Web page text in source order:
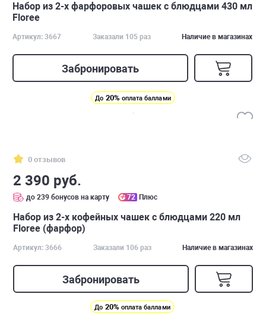
Набор из 2-х фарфоровых чашек с блюдцами 430 мл
Floree
Артикул: 3667 Заказали 105 раз Наличие в магазинах
Забронировать
До 20% оплата баллами
0 отзывов
2 390 руб.
до 239 бонусов на карту 72 Плюс
Набор из 2-х кофейных чашек с блюдцами 220 мл
Floree (фарфор)
Артикул: 3666 Заказали 106 раз Наличие в магазинах
Забронировать
До 20% оплата баллами